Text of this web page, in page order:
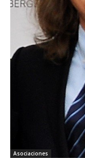
Asociaciones